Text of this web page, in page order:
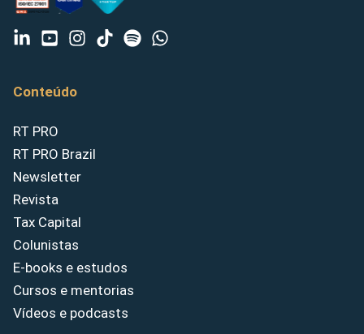
Conteúdo
RT PRO
RT PRO Brazil
Newsletter
Revista
Tax Capital
Colunistas
E-books e estudos
Cursos e mentorias
Vídeos e podcasts